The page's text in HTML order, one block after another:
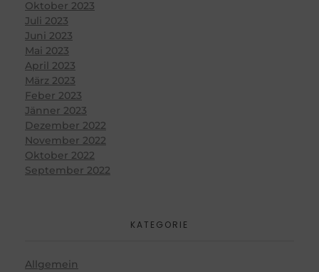
Oktober 2023
Juli 2023
Juni 2023
Mai 2023
April 2023
März 2023
Feber 2023
Jänner 2023
Dezember 2022
November 2022
Oktober 2022
September 2022
KATEGORIE
Allgemein